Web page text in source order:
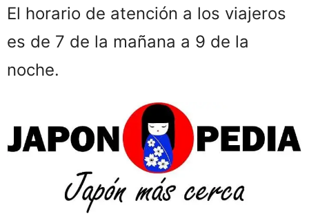
El horario de atención a los viajeros
es de 7 de la mañana a 9 de la
noche.